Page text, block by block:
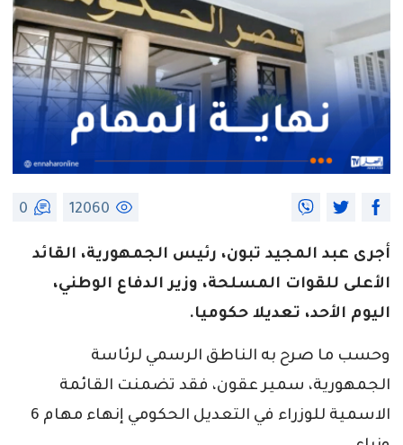
12060
0
أجرى عبد المجيد تبون، رئيس الجمهورية، القائد
الأعلى للقوات المسلحة، وزير الدفاع الوطني،
اليوم الأحد، تعديلا حكوميا.
وحسب ما صرح به الناطق الرسمي لرئاسة
الجمهورية، سمير عقون، فقد تضمنت القائمة
الاسمية للوزراء في التعديل الحكومي إنهاء مهام 6